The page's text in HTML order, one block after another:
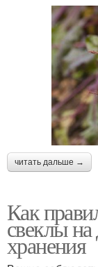
читать дальше →
Как
свеклы
хранения